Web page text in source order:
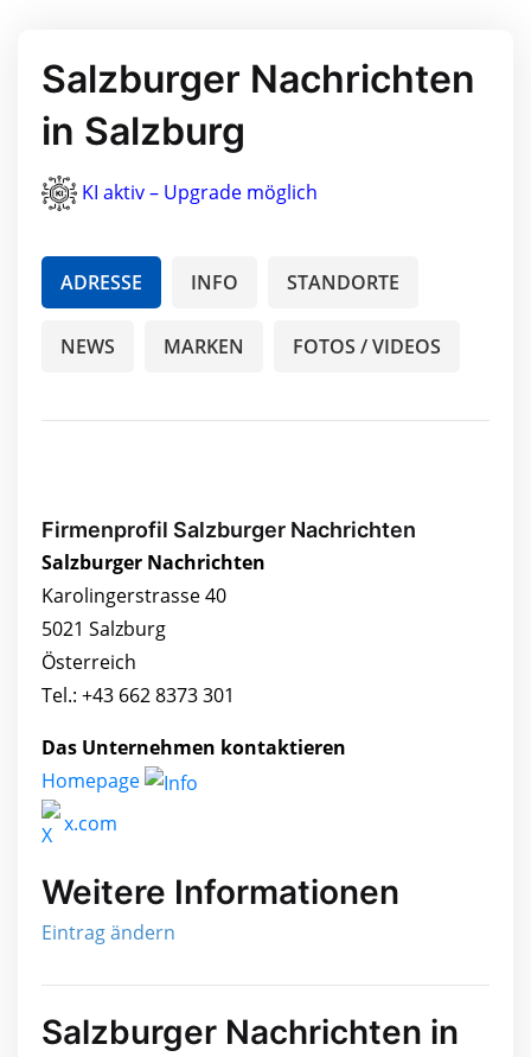
Salzburger Nachrichten
in Salzburg
KI aktiv – Upgrade möglich
ADRESSE INFO STANDORTE
NEWS MARKEN FOTOS / VIDEOS
Firmenprofil Salzburger Nachrichten
Salzburger Nachrichten
Karolingerstrasse 40
5021 Salzburg
Österreich
Tel.: +43 662 8373 301
Das Unternehmen kontaktieren
Homepage
x.com
Weitere Informationen
Eintrag ändern
Salzburger Nachrichten in